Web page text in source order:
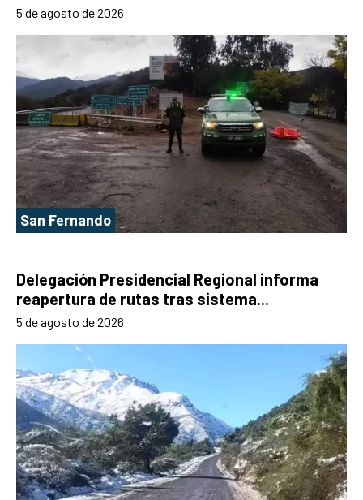
5 de agosto de 2026
San Fernando
Delegación Presidencial Regional informa
reapertura de rutas tras sistema...
5 de agosto de 2026